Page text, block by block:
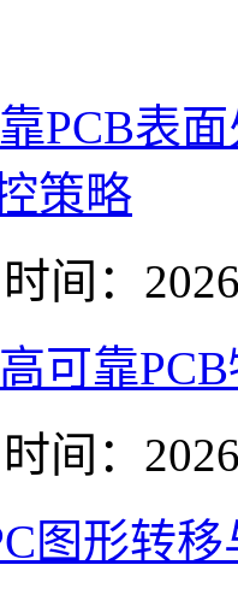
PCB表
策略
时间：
可靠
时间：
图形转